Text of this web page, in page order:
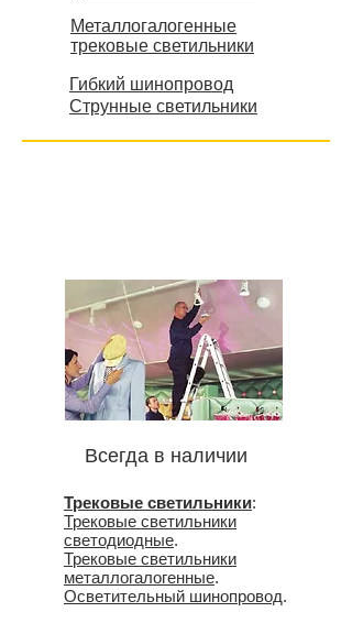
Металлогалогенные
трековые светильники
Гибкий шинопровод
Струнные светильники
Всегда в наличии
Трековые светильники:
Трековые светильники
светодиодные.
Трековые светильники
металлогалогенные.
Осветительный шинопровод.